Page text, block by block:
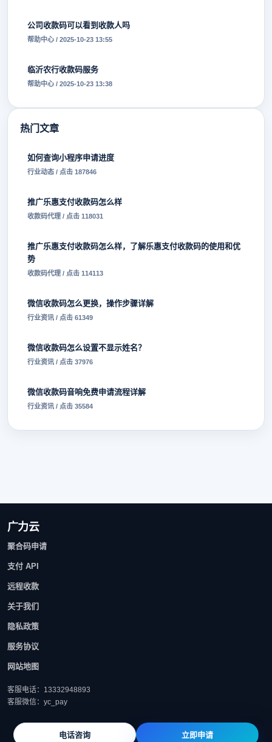
公司收款码可以看到收款人吗
帮助中心 / 2025-10-23 13:55
临沂农行收款码服务
帮助中心 / 2025-10-23 13:38
热门文章
如何查询小程序申请进度
行业动态 / 点击 187846
推广乐惠支付收款码怎么样
收款码代理 / 点击 118031
推广乐惠支付收款码怎么样，了解乐惠支付收款码的使用和优
势
收款码代理 / 点击 114113
微信收款码怎么更换，操作步骤详解
行业资讯 / 点击 61349
微信收款码怎么设置不显示姓名？
行业资讯 / 点击 37976
微信收款码音响免费申请流程详解
行业资讯 / 点击 35584
广力云
聚合码申请
支付 API
远程收款
关于我们
隐私政策
服务协议
网站地图
客服电话：13332948893
客服微信：yc_pay
电话咨询 立即申请